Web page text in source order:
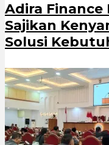
Adira Finance
Sajikan
Solusi